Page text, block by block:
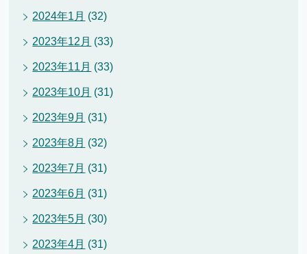
2024年1月 (32)
2023年12月 (33)
2023年11月 (33)
2023年10月 (31)
2023年9月 (31)
2023年8月 (32)
2023年7月 (31)
2023年6月 (31)
2023年5月 (30)
2023年4月 (31)